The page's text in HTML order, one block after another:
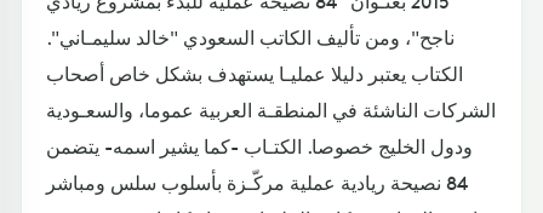
ناجح"، ومن تأليف الكاتب السعودي "خالد سليمـاني".
الكتاب يعتبر دليلا عمليـا يستهدف بشكل خاص أصحاب
الشركات الناشئة في المنطقـة العربية عموما، والسعـودية
ودول الخليج خصوصا. الكتـاب -كما يشير اسمه- يتضمن
84 نصيحة ريادية عملية مركّـزة بأسلوب سلس ومباشر